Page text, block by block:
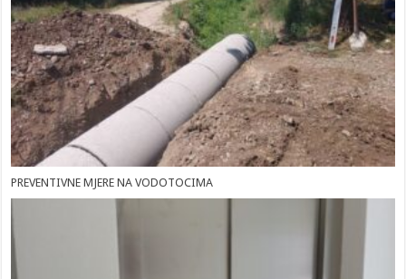
PREVENTIVNE MJERE NA VODOTOCIMA